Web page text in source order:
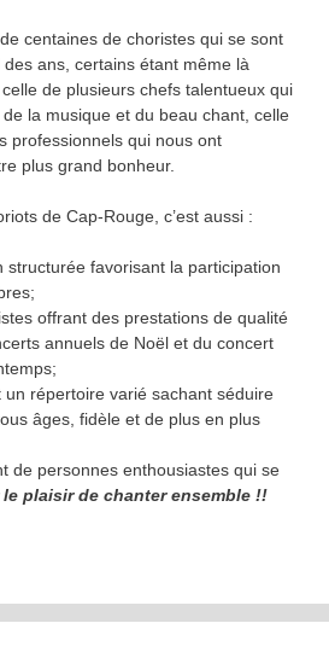
centaines de choristes qui se sont
ans, certains étant même là
de plusieurs chefs talentueux qui
la musique et du beau chant, celle
professionnels qui nous ont
plus grand bonheur.
de Cap-Rouge, c’est aussi :
structurée favorisant la participation
offrant des prestations de qualité
annuels de Noël et du concert
un répertoire varié sachant séduire
âges, fidèle et de plus en plus
de personnes enthousiastes qui se
plaisir de chanter ensemble !!